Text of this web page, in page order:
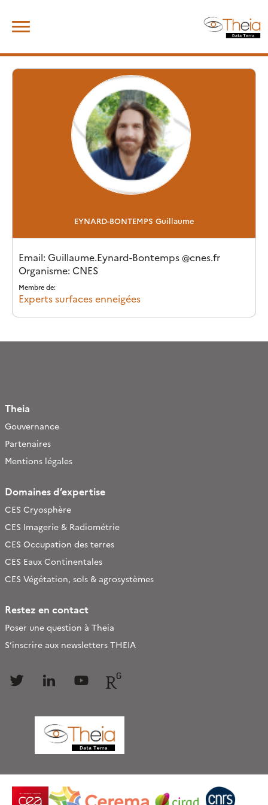
content
EYNARD-BONTEMPS Guillaume
Email: Guillaume.Eynard-Bontemps@cnes.fr
Organisme: CNES
Membre de:
Experts surfaces enneigées
Theia
Gouvernance
Partenaires
Mentions légales
Domaines d’expertise
CES Cryosphère
CES Imagerie & Radiométrie
CES Occupation des terres
CES Eaux Continentales
CES Végétation, sols & agrosystèmes
Restez en contact
Poser une question à Theia
S’inscrire aux newsletters THEIA
Follow Follow